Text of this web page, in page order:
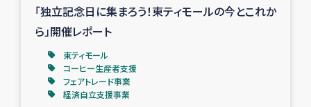
アグロフォレストリー（カカオ）事業
「独立記念日に集まろう！東ティモールの今とこれか
ら」開催レポート
東ティモール
コーヒー生産者支援
フェアトレード事業
経済自立支援事業